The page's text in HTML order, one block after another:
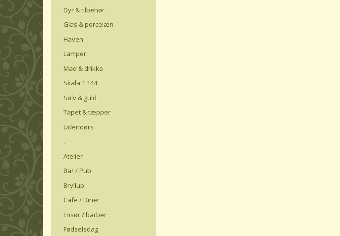
Dyr & tilbehør
Glas & porcelæn
Haven
Lamper
Mad & drikke
Skala 1:144
Sølv & guld
Tapet & tæpper
Udendørs
.
Atelier
Bar / Pub
Bryllup
Cafe / Diner
Frisør / barber
Fødselsdag